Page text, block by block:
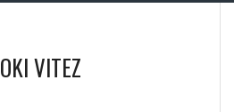
OKI VITEZ